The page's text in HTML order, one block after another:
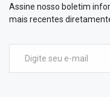
Assine nosso boletim
mais recentes